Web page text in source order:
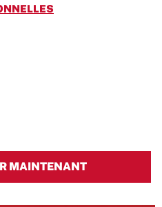
MAINTENANT